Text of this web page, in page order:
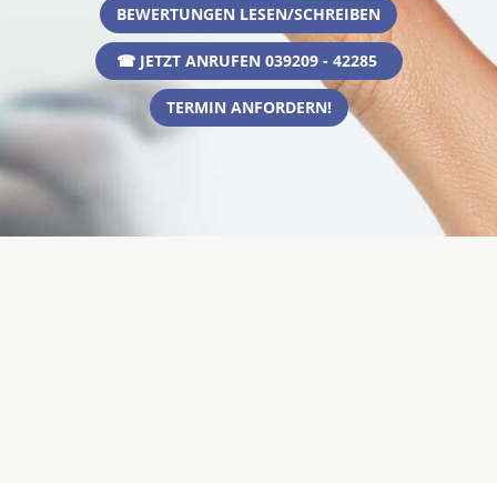
BEWERTUNGEN LESEN/SCHREIBEN
☎ JETZT ANRUFEN 039209 - 42285
TERMIN ANFORDERN!